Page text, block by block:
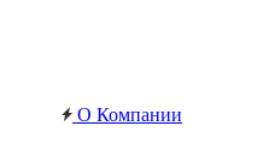
О Компании